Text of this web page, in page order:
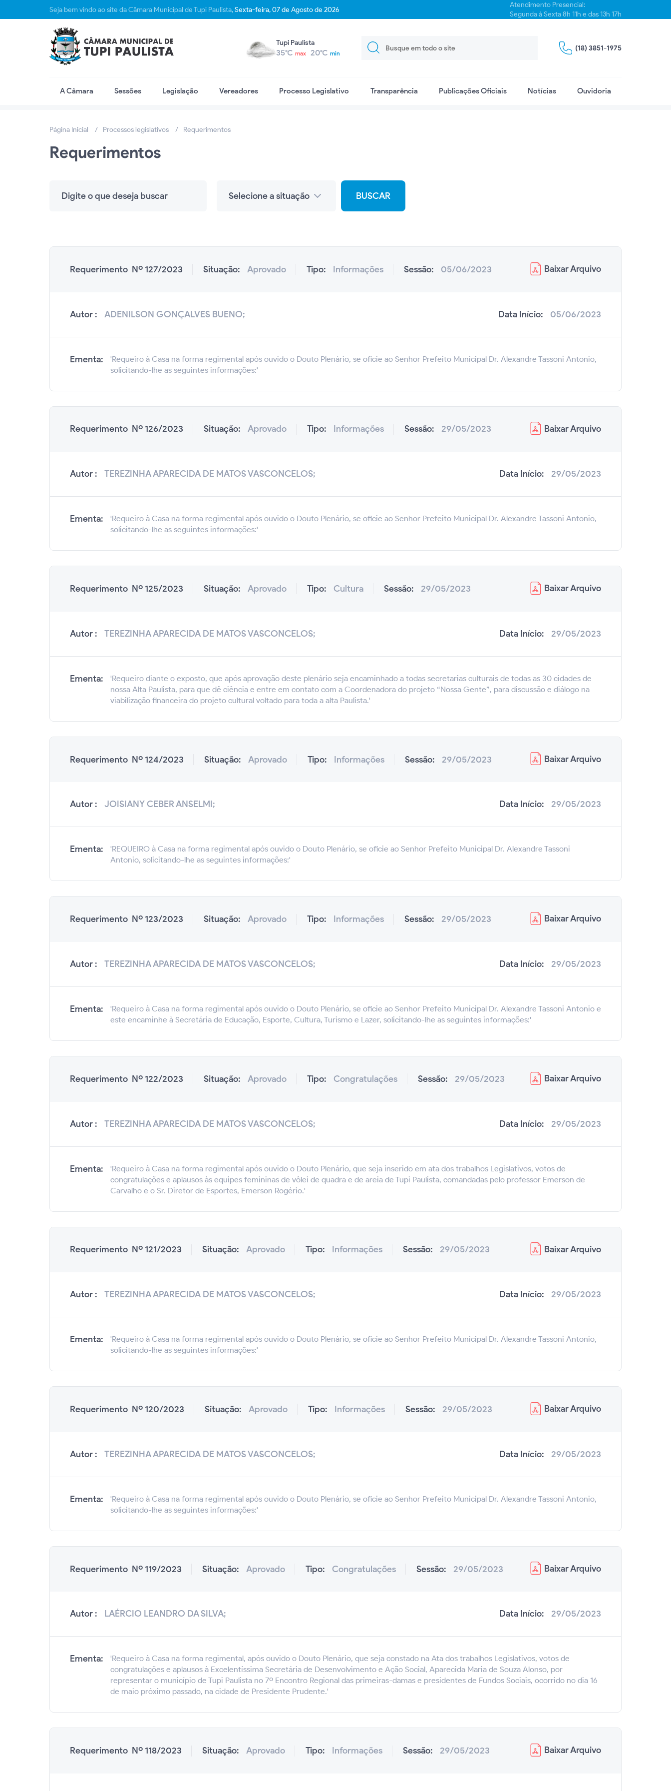
Seja bem vindo ao site da Câmara Municipal de Tupi Paulista,Sexta-feira, 07 de Agosto de 2026
Atendimento Presencial:
Segunda à Sexta 8h 11h e das 13h 17h
Tupi Paulista
35°C max 20°C min
(18) 3851-1975
A Câmara Sessões Legislação Vereadores Processo Legislativo Transparência Publicações Oficiais Notícias Ouvidoria
Página Inicial Processos legislativos Requerimentos
Requerimentos
BUSCAR
Requerimento Nº 127/2023 Situação: Aprovado Tipo: Informações Sessão: 05/06/2023 BaixarArquivo
Autor : ADENILSON GONÇALVES BUENO; Data Início: 05/06/2023
Ementa:
'Requeiro à Casa na forma regimental após ouvido o Douto Plenário, se oficie ao Senhor Prefeito Municipal Dr. Alexandre Tassoni Antonio,
solicitando-lhe as seguintes informações:'
Requerimento Nº 126/2023 Situação: Aprovado Tipo: Informações Sessão: 29/05/2023 BaixarArquivo
Autor : TEREZINHA APARECIDA DE MATOS VASCONCELOS; Data Início: 29/05/2023
Ementa:
'Requeiro à Casa na forma regimental após ouvido o Douto Plenário, se oficie ao Senhor Prefeito Municipal Dr. Alexandre Tassoni Antonio,
solicitando-lhe as seguintes informações:'
Requerimento Nº 125/2023 Situação: Aprovado Tipo: Cultura Sessão: 29/05/2023 BaixarArquivo
Autor : TEREZINHA APARECIDA DE MATOS VASCONCELOS; Data Início: 29/05/2023
Ementa:
'Requeiro diante o exposto, que após aprovação deste plenário seja encaminhado a todas secretarias culturais de todas as 30 cidades de
nossa Alta Paulista, para que dê ciência e entre em contato com a Coordenadora do projeto “Nossa Gente”, para discussão e diálogo na
viabilização financeira do projeto cultural voltado para toda a alta Paulista.'
Requerimento Nº 124/2023 Situação: Aprovado Tipo: Informações Sessão: 29/05/2023 BaixarArquivo
Autor : JOISIANY CEBER ANSELMI; Data Início: 29/05/2023
Ementa:
'REQUEIRO à Casa na forma regimental após ouvido o Douto Plenário, se oficie ao Senhor Prefeito Municipal Dr. Alexandre Tassoni
Antonio, solicitando-lhe as seguintes informações:'
Requerimento Nº 123/2023 Situação: Aprovado Tipo: Informações Sessão: 29/05/2023 BaixarArquivo
Autor : TEREZINHA APARECIDA DE MATOS VASCONCELOS; Data Início: 29/05/2023
Ementa:
'Requeiro à Casa na forma regimental após ouvido o Douto Plenário, se oficie ao Senhor Prefeito Municipal Dr. Alexandre Tassoni Antonio e
este encaminhe à Secretária de Educação, Esporte, Cultura, Turismo e Lazer, solicitando-lhe as seguintes informações:'
Requerimento Nº 122/2023 Situação: Aprovado Tipo: Congratulações Sessão: 29/05/2023 BaixarArquivo
Autor : TEREZINHA APARECIDA DE MATOS VASCONCELOS; Data Início: 29/05/2023
Ementa:
'Requeiro à Casa na forma regimental após ouvido o Douto Plenário, que seja inserido em ata dos trabalhos Legislativos, votos de
congratulações e aplausos às equipes femininas de vôlei de quadra e de areia de Tupi Paulista, comandadas pelo professor Emerson de
Carvalho e o Sr. Diretor de Esportes, Emerson Rogério.'
Requerimento Nº 121/2023 Situação: Aprovado Tipo: Informações Sessão: 29/05/2023 BaixarArquivo
Autor : TEREZINHA APARECIDA DE MATOS VASCONCELOS; Data Início: 29/05/2023
Ementa:
'Requeiro à Casa na forma regimental após ouvido o Douto Plenário, se oficie ao Senhor Prefeito Municipal Dr. Alexandre Tassoni Antonio,
solicitando-lhe as seguintes informações:'
Requerimento Nº 120/2023 Situação: Aprovado Tipo: Informações Sessão: 29/05/2023 BaixarArquivo
Autor : TEREZINHA APARECIDA DE MATOS VASCONCELOS; Data Início: 29/05/2023
Ementa:
'Requeiro à Casa na forma regimental após ouvido o Douto Plenário, se oficie ao Senhor Prefeito Municipal Dr. Alexandre Tassoni Antonio,
solicitando-lhe as seguintes informações:'
Requerimento Nº 119/2023 Situação: Aprovado Tipo: Congratulações Sessão: 29/05/2023 BaixarArquivo
Autor : LAÉRCIO LEANDRO DA SILVA; Data Início: 29/05/2023
Ementa:
'Requeiro à Casa na forma regimental, após ouvido o Douto Plenário, que seja constado na Ata dos trabalhos Legislativos, votos de
congratulações e aplausos à Excelentíssima Secretária de Desenvolvimento e Ação Social, Aparecida Maria de Souza Alonso, por
representar o município de Tupi Paulista no 7º Encontro Regional das primeiras-damas e presidentes de Fundos Sociais, ocorrido no dia 16
de maio próximo passado, na cidade de Presidente Prudente.'
Requerimento Nº 118/2023 Situação: Aprovado Tipo: Informações Sessão: 29/05/2023 BaixarArquivo